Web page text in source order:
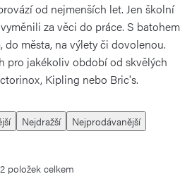
od nejmenších let. Jen školní
za věci do práce. S batohem
do města, na výlety či dovolenou.
pro jakékoliv období od skvělých
Kipling nebo Bric's.
Nejdražší
Nejprodávanější
položek celkem